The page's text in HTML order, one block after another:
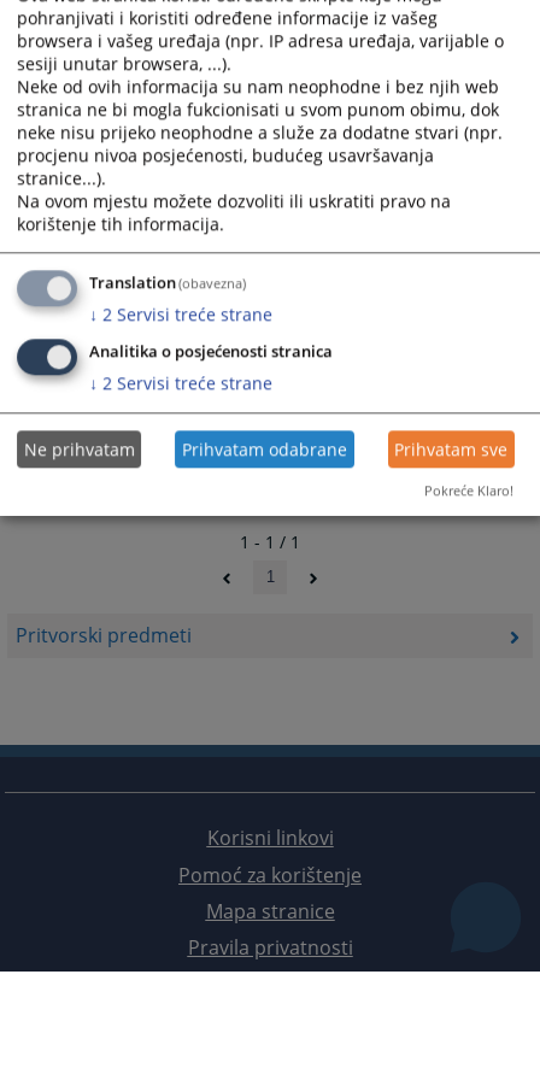
Pritvorski predmeti
calendar
and
select
a
date.
Press
the
question
mark
key
to
get
the
keyboard
shortcuts
for
changing
dates.
calendar
and
select
a
date.
Press
question
mark
key
to
get
keyboard
shortcuts
for
changing
dates.
1 - 1 / 1
1
Korisni linkovi
Pomoć za korištenje
Mapa stranice
Pravila privatnosti
pohranjivati i koristiti određene informacije iz vašeg
browsera i vašeg uređaja (npr. IP adresa uređaja, varijable o
sesiji unutar browsera, ...).
Neke od ovih informacija su nam neophodne i bez njih web
stranica ne bi mogla fukcionisati u svom punom obimu, dok
neke nisu prijeko neophodne a služe za dodatne stvari (npr.
procjenu nivoa posjećenosti, budućeg usavršavanja
stranice...).
Na ovom mjestu možete dozvoliti ili uskratiti pravo na
korištenje tih informacija.
Translation(obavezna)
↓ 2 Servisi treće strane
Analitika o posjećenosti stranica
↓ 2 Servisi treće strane
Ne prihvatam Prihvatam odabrane Prihvatam sve
Pokreće Klaro!